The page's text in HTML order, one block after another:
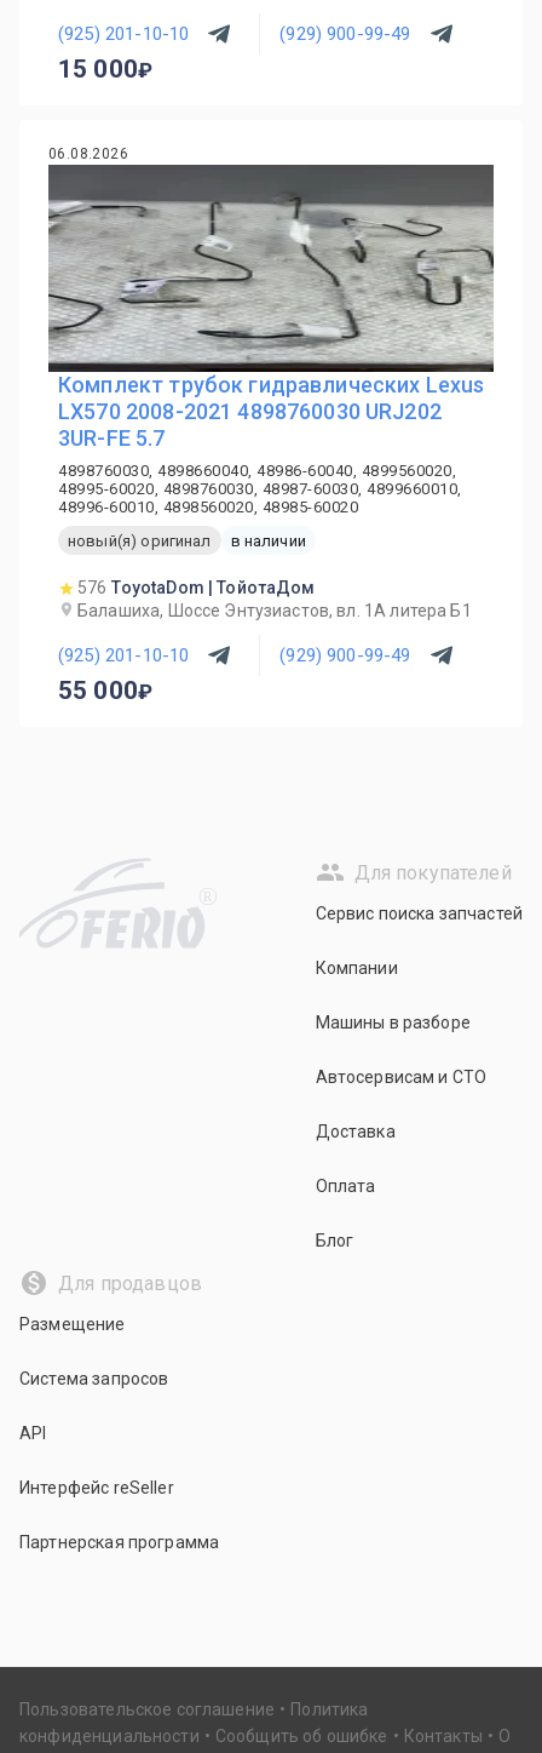
(925) 201-10-10 (929) 900-99-49
15 000
06.08.2026
Комплект трубок гидравлических Lexus
LX570 2008-2021 4898760030 URJ202
3UR-FE 5.7
4898760030, 4898660040, 48986-60040, 4899560020,
48995-60020, 4898760030, 48987-60030, 4899660010,
48996-60010, 4898560020, 48985-60020
новый(я) оригинал
в наличии
576 ToyotaDom | ТойотаДом
Балашиха, Шоссе Энтузиастов, вл. 1А литера Б1
(925) 201-10-10 (929) 900-99-49
55 000
R
Для покупателей
Сервис поиска запчастей
Компании
Машины в разборе
Автосервисам и СТО
Доставка
Оплата
Блог
Для продавцов
Размещение
Система запросов
API
Интерфейс reSeller
Партнерская программа
Пользовательское соглашение
Политика
конфиденциальности
Сообщить об ошибке Контакты О